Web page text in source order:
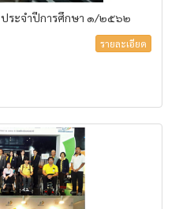
ประจำปีการศึกษา ๑/๒๕๖๒
รายละเอียด